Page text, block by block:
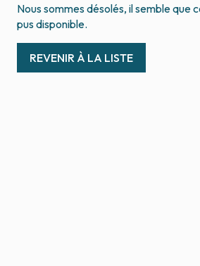
Nous sommes désolés, il semble que
pus disponible.
REVENIR À LA LISTE